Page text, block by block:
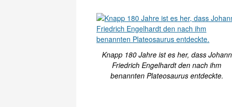
Knapp 180 Jahre ist es her, dass Johann
Friedrich Engelhardt den nach ihm
benannten Plateosaurus entdeckte.